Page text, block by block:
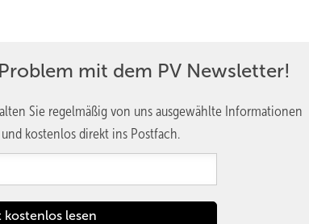
mit dem PV Newsletter!
Sie regelmäßig von uns ausgewählte Informationen
kostenlos direkt ins Postfach.